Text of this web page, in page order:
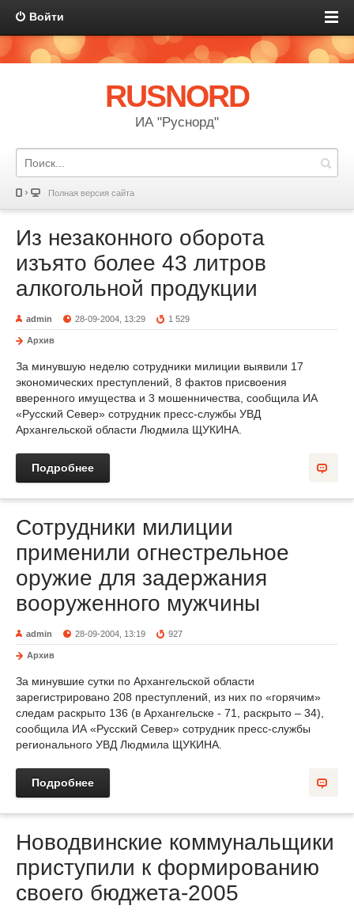
Войти
RUSNORD
ИА "Руснорд"
Полная версия сайта
Из незаконного оборота
изъято более 43 литров
алкогольной продукции
admin 28-09-2004, 13:29 1 529
Архив
За минувшую неделю сотрудники милиции выявили 17
экономических преступлений, 8 фактов присвоения
вверенного имущества и 3 мошенничества, сообщила ИА
«Русский Север» сотрудник пресс-службы УВД
Архангельской области Людмила ЩУКИНА.
Подробнее
Сотрудники милиции
применили огнестрельное
оружие для задержания
вооруженного мужчины
admin 28-09-2004, 13:19 927
Архив
За минувшие сутки по Архангельской области
зарегистрировано 208 преступлений, из них по «горячим»
следам раскрыто 136 (в Архангельске - 71, раскрыто – 34),
сообщила ИА «Русский Север» сотрудник пресс-службы
регионального УВД Людмила ЩУКИНА.
Подробнее
Новодвинские коммунальщики
приступили к формированию
своего бюджета-2005